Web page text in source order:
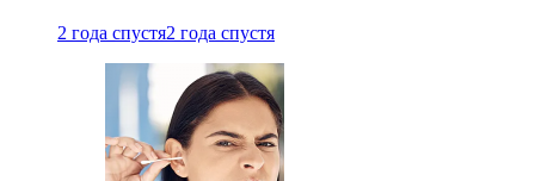
2 года спустя2 года спустя